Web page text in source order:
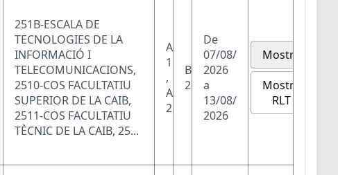
251B-ESCALA DE
TECNOLOGIES DE LA
INFORMACIÓ I
TELECOMUNICACIONS,
2510-COS FACULTATIU
SUPERIOR DE LA CAIB,
2511-COS FACULTATIU
TÈCNIC DE LA CAIB, 25...
A
1
,
A
2
B
2
De
07/08/
2026
a
13/08/
2026
Mostra
Mostra
RLT